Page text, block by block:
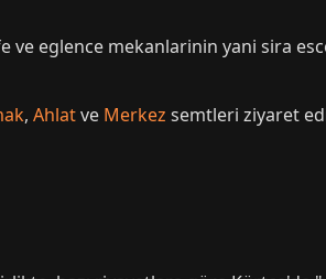
ve eglence mekanlarinin yani sira
, Ahlatve Merkez semtleri ziyaret